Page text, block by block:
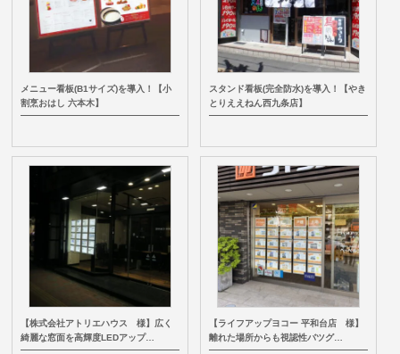
メニュー看板(B1サイズ)を導入！【小
割烹おはし 六本木】
スタンド看板(完全防水)を導入！【やき
とりええねん西九条店】
【株式会社アトリエハウス 様】広く
綺麗な窓面を高輝度LEDアップ…
【ライフアップヨコー 平和台店 様】
離れた場所からも視認性バツグ…